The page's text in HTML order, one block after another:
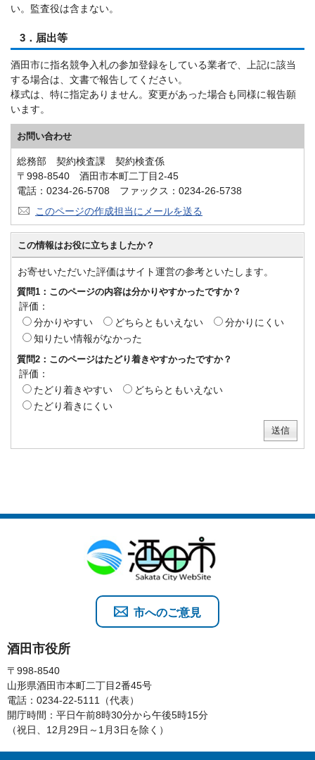
い。監査役は含まない。
3．届出等
酒田市に指名競争入札の参加登録をしている業者で、上記に該当
する場合は、文書で報告してください。
様式は、特に指定ありません。変更があった場合も同様に報告願
います。
お問い合わせ
総務部 契約検査課 契約検査係
〒998-8540 酒田市本町二丁目2-45
電話：0234-26-5708 ファックス：0234-26-5738
このページの作成担当にメールを送る
この情報はお役に立ちましたか？
お寄せいただいた評価はサイト運営の参考といたします。
質問1：このページの内容は分かりやすかったですか？
評価：
分かりやすい
どちらともいえない
分かりにくい
知りたい情報がなかった
質問2：このページはたどり着きやすかったですか？
評価：
たどり着きやすい
どちらともいえない
たどり着きにくい
酒田市役所
〒998-8540
山形県酒田市本町二丁目2番45号
電話：0234-22-5111（代表）
開庁時間：平日午前8時30分から午後5時15分
（祝日、12月29日～1月3日を除く）
市へのご意見